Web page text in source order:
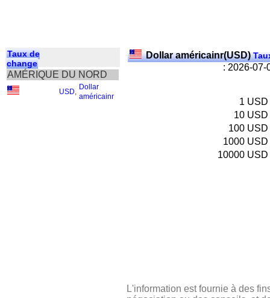
Taux de
change
AMÉRIQUE DU NORD
USD
Dollar
américainr
Dollar américainr(USD)
: 2026-07-
1 USD
10 USD
100 USD
1000 USD
10000 USD
L'information est fournie à des